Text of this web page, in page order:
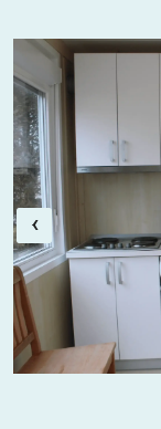
‹